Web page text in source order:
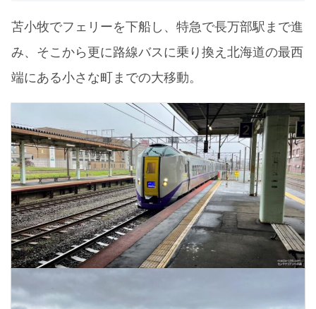
苫小牧でフェリーを下船し、特急で長万部駅まで進
み、そこから更に路線バスに乗り換え北海道の最西
端にある小さな町までの大移動。